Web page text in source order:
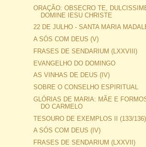
ORAÇÃO: OBSECRO TE,
DOMINE IESU CHRISTE
22 DE JULHO - SANTA MARIA
A SÓS COM DEUS (V)
FRASES DE SENDARIUM (LXXVIII)
EVANGELHO DO DOMINGO
AS VINHAS DE DEUS (IV)
SOBRE O CONSELHO ESPIRITUAL
GLÓRIAS DE MARIA: MÃE E
DO CARMELO
TESOURO DE EXEMPLOS II (133/136)
A SÓS COM DEUS (IV)
FRASES DE SENDARIUM (LXXVII)